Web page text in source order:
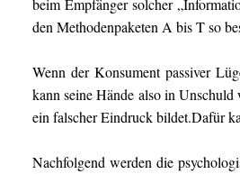
beim Empfänger solcher
den Methodenpaketen A bis T so
Wenn der Konsument passiver
kann seine Hände also in
ein falscher Eindruck bildet.Dafür
Nachfolgend werden die